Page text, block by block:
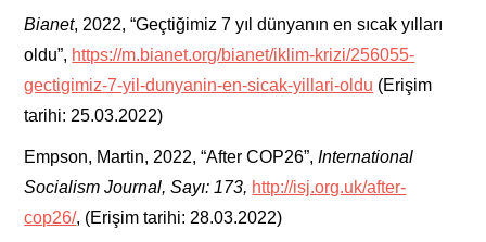
Bianet, 2022, “Geçtiğimiz 7 yıl dünyanın en sıcak yılları
oldu”, https://m.bianet.org/bianet/iklim-krizi/256055-
gectigimiz-7-yil-dunyanin-en-sicak-yillari-oldu (Erişim
tarihi: 25.03.2022)
Empson, Martin, 2022, “After COP26”,International
Socialism Journal, Sayı: 173, http://isj.org.uk/after-
cop26/, (Erişim tarihi: 28.03.2022)